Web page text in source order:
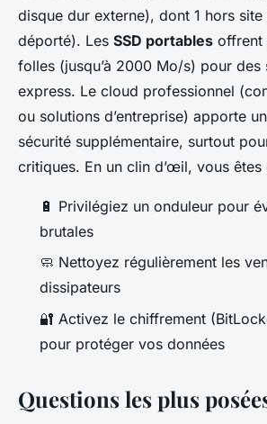
disque dur externe), dont 1 hors
déporté). Les SSD portables offrent
folles (jusqu’à 2000 Mo/s) pour des
express. Le cloud professionnel
ou solutions d’entreprise) apporte
sécurité supplémentaire, surtout
critiques. En un clin d’œil, vous êtes
🔋 Privilégiez un onduleur pour
brutales
🧼 Nettoyez régulièrement les
dissipateurs
🔐 Activez le chiffrement
pour protéger vos données
Questions les plus